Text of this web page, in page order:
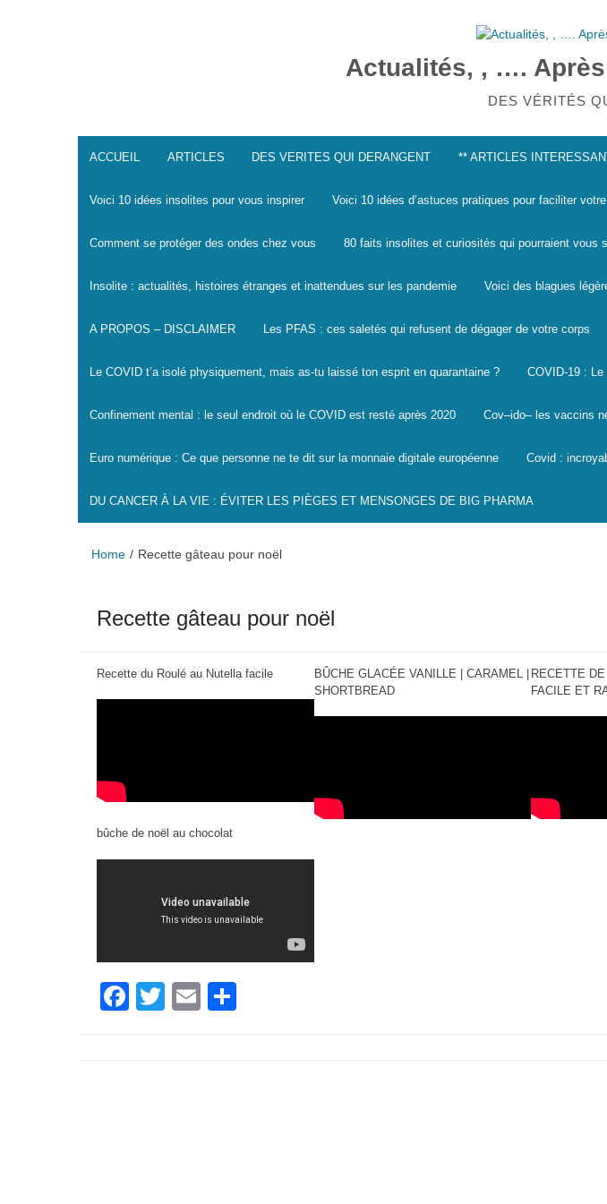
Actualités, , ….
DES VÉRITÉS
ACCUEIL ARTICLES DES VERITES QUI DERANGENT ** ARTICLES
Voici 10 idées insolites pour vous inspirer Voici 10 idées d’astuces pratiques pour faciliter
Comment se protéger des ondes chez vous 80 faits insolites et curiosités qui pourraient vous
Insolite : actualités, histoires étranges et inattendues sur les pandemie Voici des blagues
A PROPOS – DISCLAIMER Les PFAS : ces saletés qui refusent de dégager de votre corps
Le COVID t’a isolé physiquement, mais as-tu laissé ton esprit en quarantaine ? COVID-19 :
Confinement mental : le seul endroit où le COVID est resté après 2020 Cov–ido– les vaccins
Euro numérique : Ce que personne ne te dit sur la monnaie digitale européenne Covid :
DU CANCER À LA VIE : ÉVITER LES PIÈGES ET MENSONGES DE BIG PHARMA
Home Recette gâteau pour noël
Recette gâteau pour noël
Recette du Roulé au Nutella facile
BÛCHE GLACÉE VANILLE | CARAMEL |
SHORTBREAD
RECETTE
FACILE ET
bûche de noël au chocolat
Facebook
TwitterEmail